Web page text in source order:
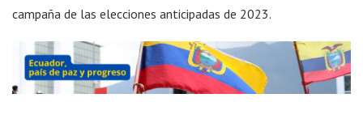
campaña de las elecciones anticipadas de 2023.